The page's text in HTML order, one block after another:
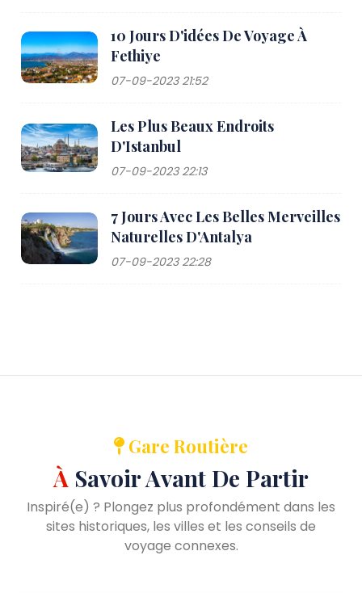
10 Jours D'idées De Voyage À
Fethiye
07-09-2023 21:52
Les Plus Beaux Endroits
D'Istanbul
07-09-2023 22:13
7 Jours Avec Les Belles Merveilles
Naturelles D'Antalya
07-09-2023 22:28
Gare Routière
À Savoir Avant De Partir
Inspiré(e) ? Plongez plus profondément dans les
sites historiques, les villes et les conseils de
voyage connexes.